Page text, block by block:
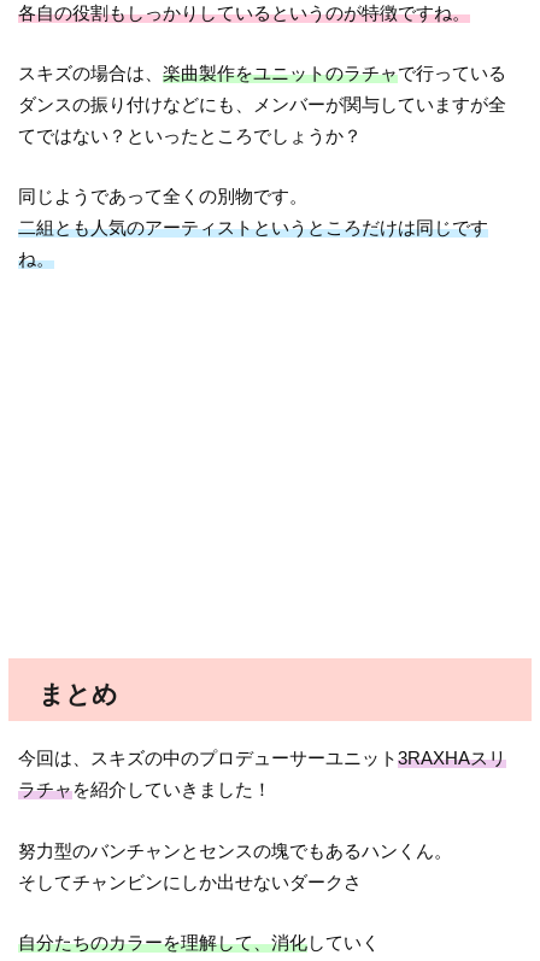
各自の役割もしっかりしているというのが特徴ですね。
スキズの場合は、楽曲製作をユニットのラチャで行っている
ダンスの振り付けなどにも、メンバーが関与していますが全
てではない？といったところでしょうか？
同じようであって全くの別物です。
二組とも人気のアーティストというところだけは同じです
ね。
まとめ
今回は、スキズの中のプロデューサーユニット3RAXHAスリ
ラチャを紹介していきました！
努力型のバンチャンとセンスの塊でもあるハンくん。
そしてチャンビンにしか出せないダークさ
自分たちのカラーを理解して、消化していく